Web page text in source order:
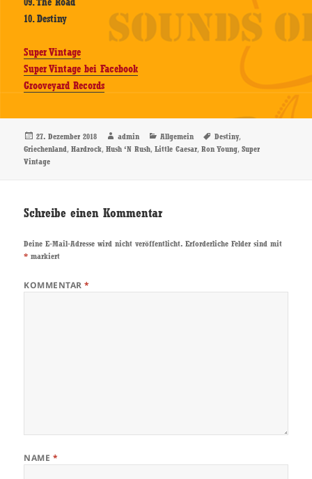
10. Destiny
Super Vintage
Super Vintage bei Facebook
Grooveyard Records
Veröffentlicht
am
27. Dezember 2018 Autor
admin Kategorien
Allgemein Schlagwörter
Destiny,
Griechenland,Hardrock,Hush ‘N Rush,Little Caesar,Ron Young,Super
Vintage
Schreibe einen Kommentar
Deine E-Mail-Adresse wird nicht veröffentlicht. Erforderliche Felder sind mit
* markiert
KOMMENTAR*
NAME *